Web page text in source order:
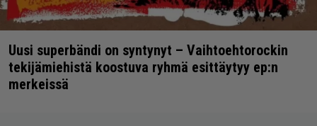
Uusi superbändi on syntynyt – Vaihtoehtorockin
tekijämiehistä koostuva ryhmä esittäytyy ep:n
merkeissä